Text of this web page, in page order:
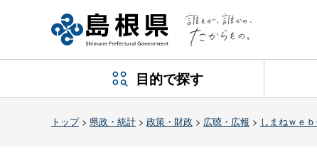
目的で探す
トップ> 県政・統計 > 政策・財政 > 広聴・広報 > しまねｗｅ